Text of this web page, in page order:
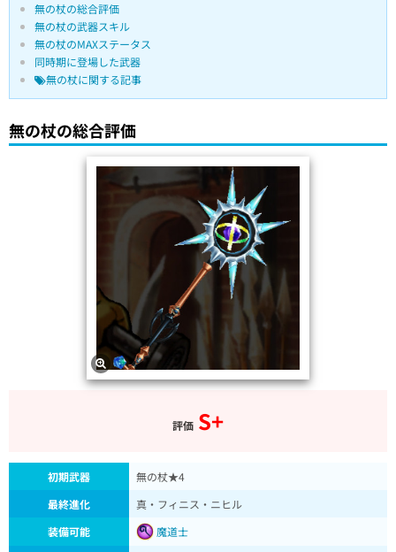
無の杖の総合評価
無の杖の武器スキル
無の杖のMAXステータス
同時期に登場した武器
無の杖に関する記事
無の杖の総合評価
評価 S+
初期武器
無の杖★4
最終進化
真・フィニス・ニヒル
装備可能
魔道士